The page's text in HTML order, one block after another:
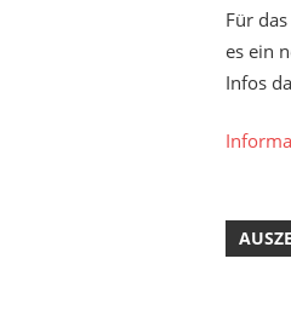
Für
es ein
Infos